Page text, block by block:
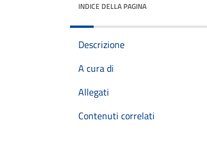
INDICE DELLA PAGINA
Descrizione
A cura di
Allegati
Contenuti correlati